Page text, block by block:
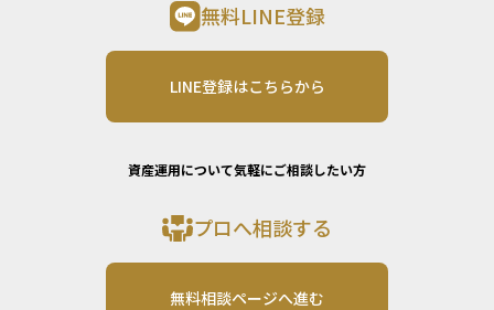
無料LINE登録
LINE登録はこちらから
資産運用について気軽にご相談したい方
プロへ相談する
無料相談ページへ進む